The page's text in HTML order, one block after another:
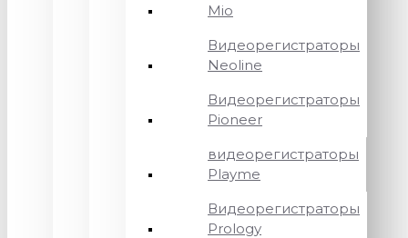
Mio
Видеорегистраторы
Neoline
Видеорегистраторы
Pioneer
видеорегистраторы
Playme
Видеорегистраторы
Prology